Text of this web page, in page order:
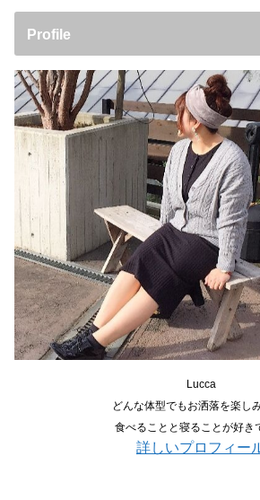
Profile
Lucca
どんな体型でもお洒落を楽し
食べることと寝ることが好き
詳しいプロフィー